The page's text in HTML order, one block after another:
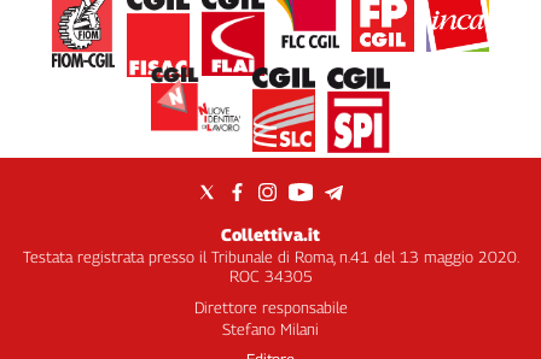
Collettiva.it
Testata registrata presso il Tribunale di Roma, n.41 del 13 maggio 2020.
ROC 34305
Direttore responsabile
Stefano Milani